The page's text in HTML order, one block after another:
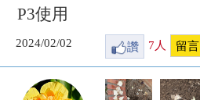
P3使用
2024/02/02 讚 7 人 留言